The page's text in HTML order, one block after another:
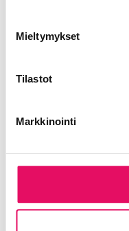
Mieltymykset
Tilastot
Markkinointi